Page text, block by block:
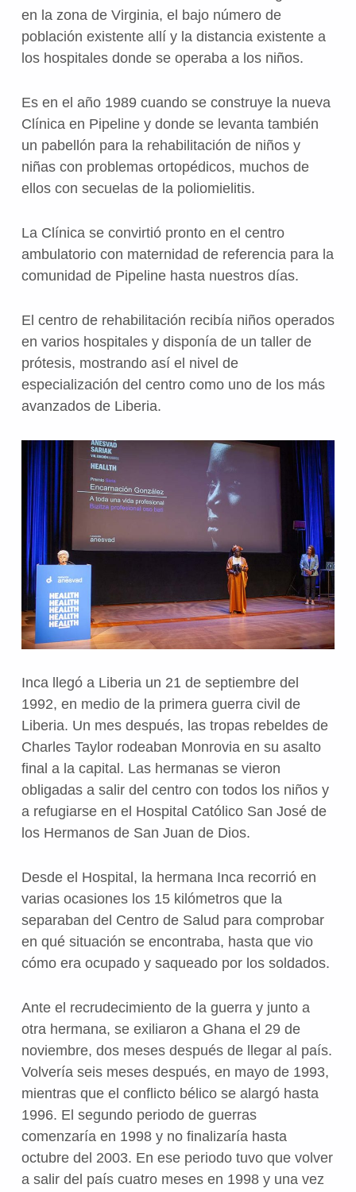
en la zona de Virginia, el bajo número de
población existente allí y la distancia existente a
los hospitales donde se operaba a los niños.
Es en el año 1989 cuando se construye la nueva
Clínica en Pipeline y donde se levanta también
un pabellón para la rehabilitación de niños y
niñas con problemas ortopédicos, muchos de
ellos con secuelas de la poliomielitis.
La Clínica se convirtió pronto en el centro
ambulatorio con maternidad de referencia para la
comunidad de Pipeline hasta nuestros días.
El centro de rehabilitación recibía niños operados
en varios hospitales y disponía de un taller de
prótesis, mostrando así el nivel de
especialización del centro como uno de los más
avanzados de Liberia.
Inca llegó a Liberia un 21 de septiembre del
1992, en medio de la primera guerra civil de
Liberia. Un mes después, las tropas rebeldes de
Charles Taylor rodeaban Monrovia en su asalto
final a la capital. Las hermanas se vieron
obligadas a salir del centro con todos los niños y
a refugiarse en el Hospital Católico San José de
los Hermanos de San Juan de Dios.
Desde el Hospital, la hermana Inca recorrió en
varias ocasiones los 15 kilómetros que la
separaban del Centro de Salud para comprobar
en qué situación se encontraba, hasta que vio
cómo era ocupado y saqueado por los soldados.
Ante el recrudecimiento de la guerra y junto a
otra hermana, se exiliaron a Ghana el 29 de
noviembre, dos meses después de llegar al país.
Volvería seis meses después, en mayo de 1993,
mientras que el conflicto bélico se alargó hasta
1996. El segundo periodo de guerras
comenzaría en 1998 y no finalizaría hasta
octubre del 2003. En ese periodo tuvo que volver
a salir del país cuatro meses en 1998 y una vez